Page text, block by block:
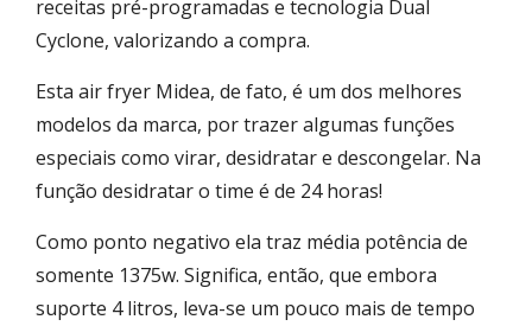
receitas pré-programadas e tecnologia Dual
Cyclone, valorizando a compra.
Esta air fryer Midea, de fato, é um dos melhores
modelos da marca, por trazer algumas funções
especiais como virar, desidratar e descongelar. Na
função desidratar o time é de 24 horas!
Como ponto negativo ela traz média potência de
somente 1375w. Significa, então, que embora
suporte 4 litros, leva-se um pouco mais de tempo